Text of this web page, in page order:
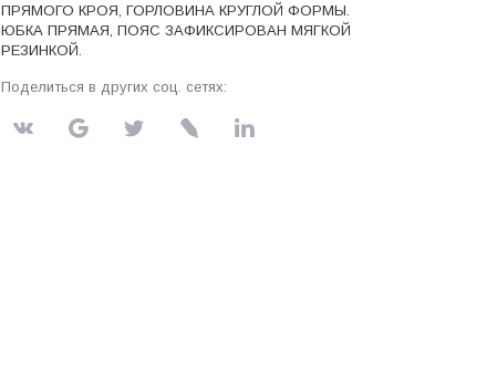
ПРЯМОГО КРОЯ, ГОРЛОВИНА КРУГЛОЙ ФОРМЫ.
ЮБКА ПРЯМАЯ, ПОЯС ЗАФИКСИРОВАН МЯГКОЙ
РЕЗИНКОЙ.
Поделиться в других соц. сетях: